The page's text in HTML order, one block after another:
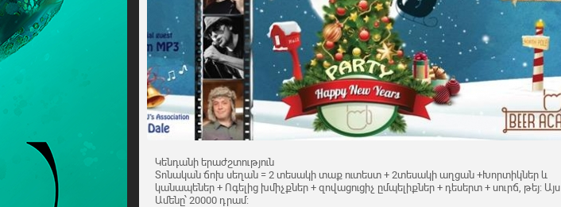
Կենդանի երաժշտություն
Տոնական ճոխ սեղան = 2 տեսակի տաք ուտեստ + 2տեսակի աղցան +Խորտիկներ և
կանապեներ + Ոգելից խմիչքներ + զովացուցիչ ըմպելիքներ + դեսերտ + սուրճ, թեյ: Այս
Ամենը՝ 20000 դրամ: